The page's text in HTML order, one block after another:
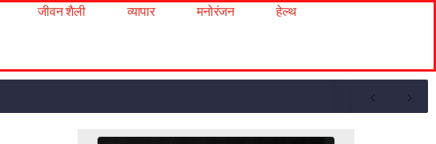
जीवन शैली व्यापार मनोरंजन
हेल्थ